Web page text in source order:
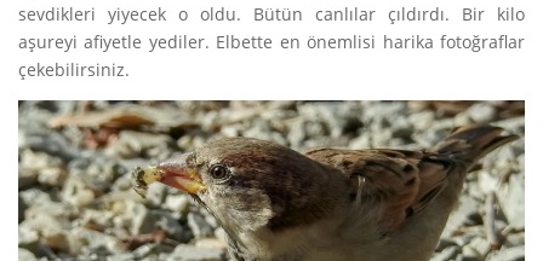
sevdikleri yiyecek o oldu. Bütün canlılar çıldırdı. Bir kilo
aşureyi afiyetle yediler. Elbette en önemlisi harika fotoğraflar
çekebilirsiniz.